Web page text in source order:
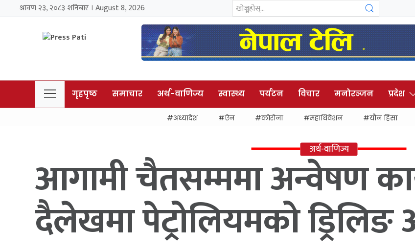
श्रावण २३, २०८३ शनिबार । August 8, 2026
गृहपृष्ठ समाचार अर्थ-वाणिज्य स्वास्थ्य पर्यटन विचार मनोरञ्जन प्रदेश
अध्यादेश ऐन कोरोना महाधिवेशन यौन हिंसा
अर्थ-वाणिज्य
आगामी चैतसम्ममा अन्वेषण
दैलेखमा पेट्रोलियमको